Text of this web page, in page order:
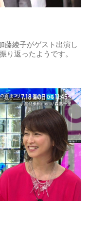
藤綾子がゲスト出演し
り返ったようです。